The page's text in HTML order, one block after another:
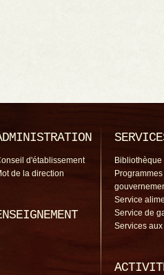
d'établissement
de la direction
Bibliothèque
Programmes
Service
Service de
Services